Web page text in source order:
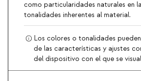
como particularidades naturales en
tonalidades inherentes al material.
Los colores o tonalidades
de las características y ajustes
del dispositivo con el que se